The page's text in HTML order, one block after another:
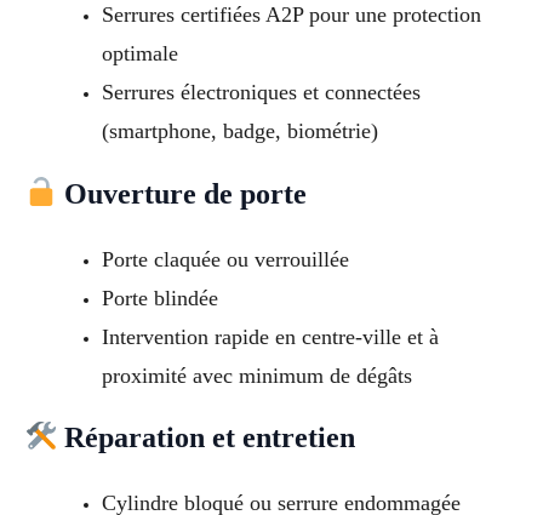
Serrures certifiées A2P pour une protection
optimale
Serrures électroniques et connectées
(smartphone, badge, biométrie)
Ouverture de porte
Porte claquée ou verrouillée
Porte blindée
Intervention rapide en centre-ville et à
proximité avec minimum de dégâts
Réparation et entretien
Cylindre bloqué ou serrure endommagée